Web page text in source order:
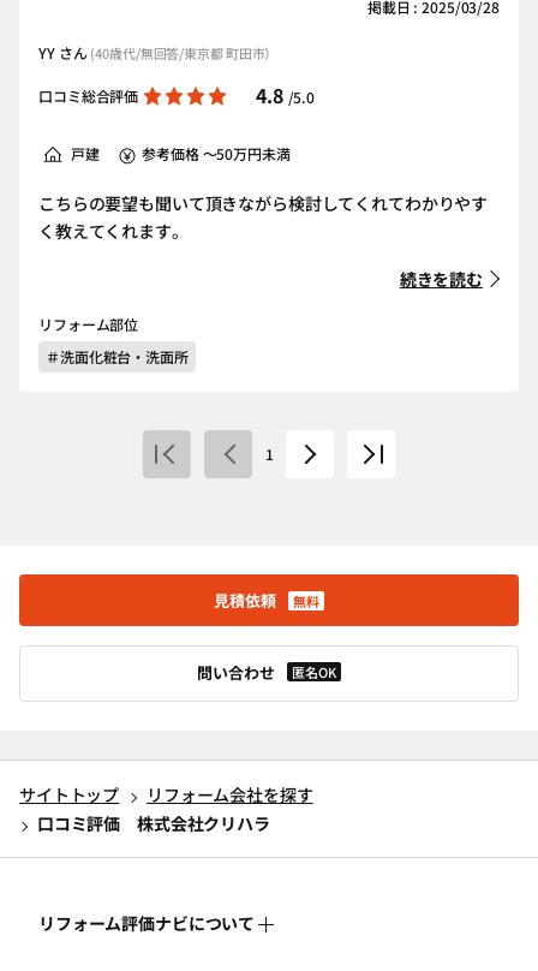
掲載日 : 2025/03/28
YY さん(40歳代/無回答/東京都 町田市）
口コミ総合評価 4.8 /5.0
戸建 参考価格 ～50万円未満
こちらの要望も聞いて頂きながら検討してくれてわかりやす
く教えてくれます。
続きを読む
リフォーム部位
＃洗面化粧台・洗面所
1
見積依頼 無料
問い合わせ 匿名OK
サイトトップ
リフォーム会社を探す
口コミ評価 株式会社クリハラ
リフォーム評価ナビについて